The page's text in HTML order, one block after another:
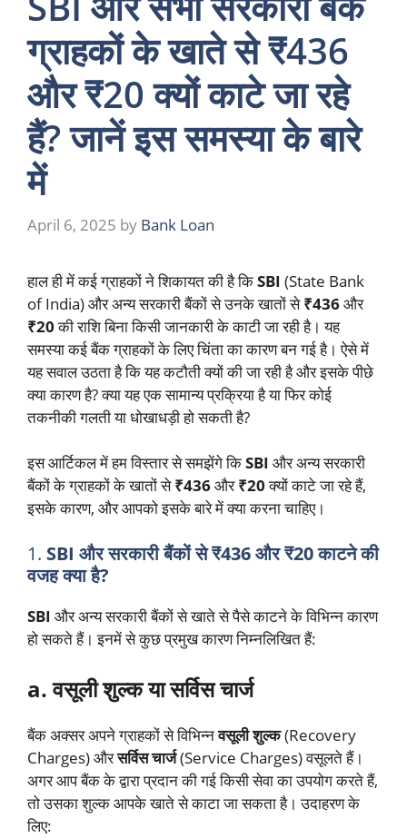
ग्राहकों के खाते से ₹436
और ₹20 क्यों काटे जा रहे
हैं? जानें इस समस्या के बारे
में
April 6, 2025 by Bank Loan
हाल ही में कई ग्राहकों ने शिकायत की है किSBI (State Bank
of India) और अन्य सरकारी बैंकों से उनके खातों से₹436और
₹20की राशि बिना किसी जानकारी के काटी जा रही है। यह
समस्या कई बैंक ग्राहकों के लिए चिंता का कारण बन गई है। ऐसे में
यह सवाल उठता है कि यह कटौती क्यों की जा रही है और इसके पीछे
क्या कारण है? क्या यह एक सामान्य प्रक्रिया है या फिर कोई
तकनीकी गलती या धोखाधड़ी हो सकती है?
इस आर्टिकल में हम विस्तार से समझेंगे किSBI और अन्य सरकारी
बैंकों के ग्राहकों के खातों से₹436और₹20क्यों काटे जा रहे हैं,
इसके कारण, और आपको इसके बारे में क्या करना चाहिए।
1. SBI और सरकारी बैंकों से ₹436 और ₹20 काटने की
वजह क्या है?
SBI और अन्य सरकारी बैंकों से खाते से पैसे काटने के विभिन्न कारण
हो सकते हैं। इनमें से कुछ प्रमुख कारण निम्नलिखित हैं:
a. वसूली शुल्क या सर्विस चार्ज
बैंक अक्सर अपने ग्राहकों से विभिन्नवसूली शुल्क(Recovery
Charges) औरसर्विस चार्ज(Service Charges) वसूलते हैं।
अगर आप बैंक के द्वारा प्रदान की गई किसी सेवा का उपयोग करते हैं,
तो उसका शुल्क आपके खाते से काटा जा सकता है। उदाहरण के
लिए: